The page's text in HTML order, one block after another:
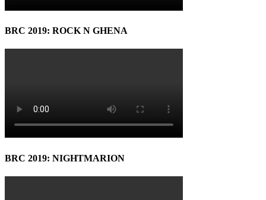
BRC 2019: ROCK N GHENA
BRC 2019: NIGHTMARION